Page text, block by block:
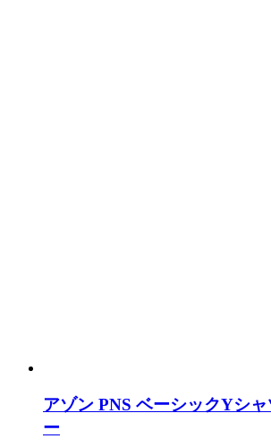
アゾン PNS ベーシックYシ
ー